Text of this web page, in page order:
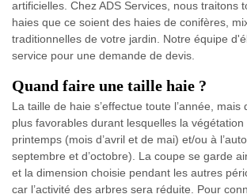
artificielles. Chez ADS Services, nous traitons
haies que ce soient des haies de conifères,
traditionnelles de votre jardin. Notre équipe
service pour une demande de devis.
Quand faire une taille haie ?
La taille de haie s’effectue toute l’année,
plus favorables durant lesquelles la végétation
printemps (mois d’avril et de mai) et/ou à
septembre et d’octobre). La coupe se garde
et la dimension choisie pendant les autres
car l’activité des arbres sera réduite. Pour